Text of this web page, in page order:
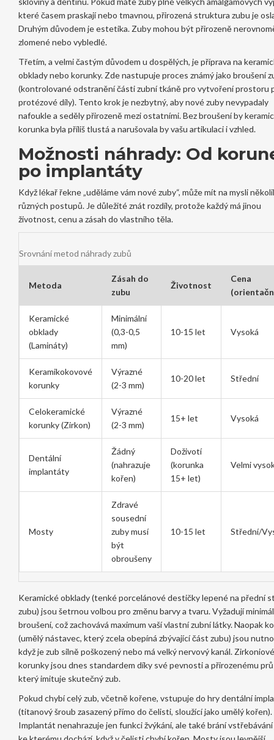
které časem praskají nebo tmavnou, přirozená struktura zubu je
Druhým důvodem je estetika. Zuby mohou být přirozeně
zlomené nebo vybledlé.
Třetím, a velmi častým důvodem u dospělých, je příprava na
obklady nebo korunky. Zde nastupuje proces známý jako broušení
(kontrolované odstranění části zubní tkáně pro vytvoření prostoru
protézové díly). Tento krok je nezbytný, aby nové zuby nevypadaly
nafoukle a seděly přirozeně mezi ostatními. Bez broušení by
korunka byla příliš tlustá a narušovala by vašu artikulaci i vzhled.
Možnosti náhrady: Od
po implantáty
Když lékař řekne „uděláme vám nové zuby“, může mít na mysli
různých postupů. Je důležité znát rozdíly, protože každý má jinou
životnost, cenu a zásah do vlastního těla.
Srovnání metod náhrady zubů
Metoda
Zásah do
zubu
Životnost
Cena
Keramické
obklady
(Lamináty)
Minimální
(0,3-0,5
mm)
10-15 let Vysoká
Keramikokovové
korunky
Výrazné
(2-3 mm)
10-20 let Střední
Celokeramické
korunky (Zirkon)
Výrazné
(2-3 mm)
15+ let Vysoká
Dentální
implantáty
Žádný
(nahrazuje
kořen)
Doživotí
(korunka
15+ let)
Velmi
Mosty
Zdravé
sousední
zuby musí
být
obroušeny
10-15 let Střední/
Keramické obklady(tenké porcelánové destičky lepené na přední
zubu) jsou šetrnou volbou pro změnu barvy a tvaru. Vyžadují
broušení, což zachovává maximum vaší vlastní zubní látky. Naopak
(umělý nástavec, který zcela obepíná zbývající část zubu) jsou
když je zub silně poškozený nebo má velký nervový kanál. Zirkoniové
korunky jsou dnes standardem díky své pevnosti a přirozenému
který imituje skutečný zub.
Pokud chybí celý zub, včetně kořene, vstupuje do hrydentální
(titanový šroub zasazený přímo do čelisti, sloužící jako umělý kořen).
Implantát nenahrazuje jen funkci žvýkání, ale také brání